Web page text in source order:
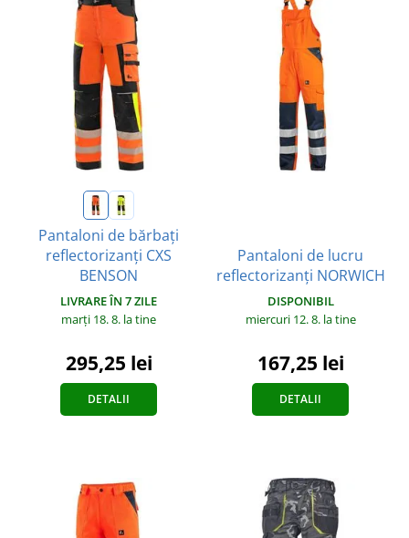
Pantaloni de bărbați
reflectorizanți CXS
BENSON
LIVRARE ÎN 7 ZILE
marți 18. 8. la tine
295,25 lei
DETALII
Pantaloni de lucru
reflectorizanți NORWICH
DISPONIBIL
miercuri 12. 8. la tine
167,25 lei
DETALII